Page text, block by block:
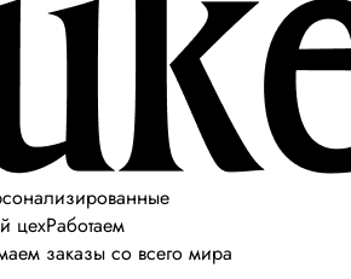
цехРаботаем
заказы со всего мира